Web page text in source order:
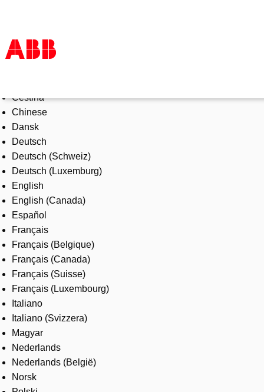
Products & Solutions
Industries
Services
About us
Where to buy
Contact us
Careers
Čeština
Chinese
Dansk
Deutsch
Deutsch (Schweiz)
Deutsch (Luxemburg)
English
English (Canada)
Español
Français
Français (Belgique)
Français (Canada)
Français (Suisse)
Français (Luxembourg)
Italiano
Italiano (Svizzera)
Magyar
Nederlands
Nederlands (België)
Norsk